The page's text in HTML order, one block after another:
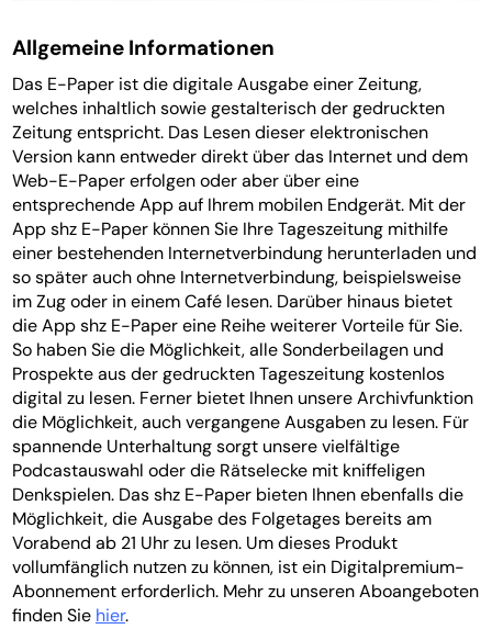
Allgemeine Informationen
Das E-Paper ist die digitale Ausgabe einer Zeitung,
welches inhaltlich sowie gestalterisch der gedruckten
Zeitung entspricht. Das Lesen dieser elektronischen
Version kann entweder direkt über das Internet und dem
Web-E-Paper erfolgen oder aber über eine
entsprechende App auf Ihrem mobilen Endgerät. Mit der
App shz E-Paper können Sie Ihre Tageszeitung mithilfe
einer bestehenden Internetverbindung herunterladen und
so später auch ohne Internetverbindung, beispielsweise
im Zug oder in einem Café lesen. Darüber hinaus bietet
die App shz E-Paper eine Reihe weiterer Vorteile für Sie.
So haben Sie die Möglichkeit, alle Sonderbeilagen und
Prospekte aus der gedruckten Tageszeitung kostenlos
digital zu lesen. Ferner bietet Ihnen unsere Archivfunktion
die Möglichkeit, auch vergangene Ausgaben zu lesen. Für
spannende Unterhaltung sorgt unsere vielfältige
Podcastauswahl oder die Rätselecke mit kniffeligen
Denkspielen. Das shz E-Paper bieten Ihnen ebenfalls die
Möglichkeit, die Ausgabe des Folgetages bereits am
Vorabend ab 21 Uhr zu lesen. Um dieses Produkt
vollumfänglich nutzen zu können, ist ein Digitalpremium-
Abonnement erforderlich. Mehr zu unseren Aboangeboten
finden Sie hier.